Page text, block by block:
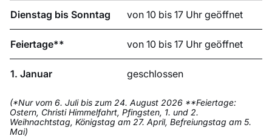
Dienstag bis Sonntag von 10 bis 17 Uhr geöffnet
Feiertage** von 10 bis 17 Uhr geöffnet
1. Januar geschlossen
(*Nur vom 6. Juli bis zum 24. August 2026 **Feiertage:
Ostern, Christi Himmelfahrt, Pfingsten, 1. und 2.
Weihnachtstag, Königstag am 27. April, Befreiungstag am 5.
Mai)